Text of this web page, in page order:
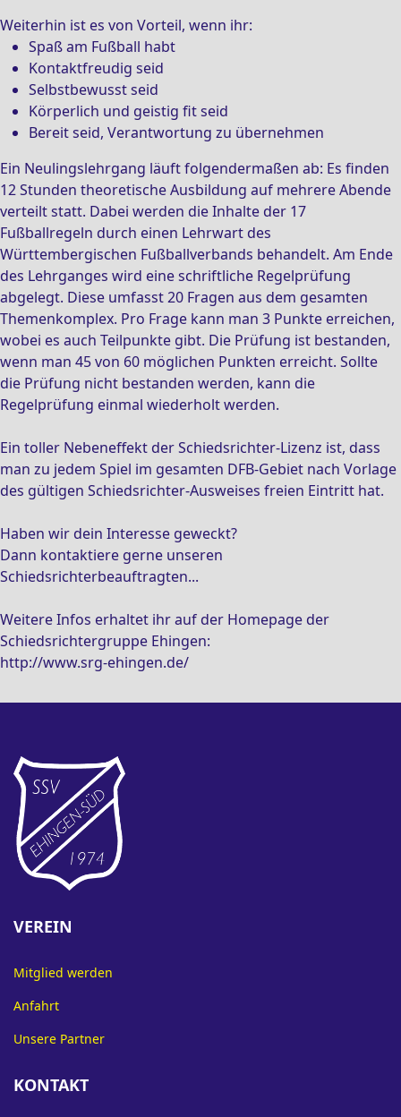
Weiterhin ist es von Vorteil, wenn ihr:
Spaß am Fußball habt
Kontaktfreudig seid
Selbstbewusst seid
Körperlich und geistig fit seid
Bereit seid, Verantwortung zu übernehmen
Ein Neulingslehrgang läuft folgendermaßen ab: Es finden
12 Stunden theoretische Ausbildung auf mehrere Abende
verteilt statt. Dabei werden die Inhalte der 17
Fußballregeln durch einen Lehrwart des
Württembergischen Fußballverbands behandelt. Am Ende
des Lehrganges wird eine schriftliche Regelprüfung
abgelegt. Diese umfasst 20 Fragen aus dem gesamten
Themenkomplex. Pro Frage kann man 3 Punkte erreichen,
wobei es auch Teilpunkte gibt. Die Prüfung ist bestanden,
wenn man 45 von 60 möglichen Punkten erreicht. Sollte
die Prüfung nicht bestanden werden, kann die
Regelprüfung einmal wiederholt werden.
Ein toller Nebeneffekt der Schiedsrichter-Lizenz ist, dass
man zu jedem Spiel im gesamten DFB-Gebiet nach Vorlage
des gültigen Schiedsrichter-Ausweises freien Eintritt hat.
Haben wir dein Interesse geweckt?
Dann kontaktiere gerne unseren
Schiedsrichterbeauftragten...
Weitere Infos erhaltet ihr auf der Homepage der
Schiedsrichtergruppe Ehingen:
http://www.srg-ehingen.de/
VEREIN
Mitglied werden
Anfahrt
Unsere Partner
KONTAKT